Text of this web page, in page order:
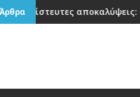
αποκαλύψεις: «Τα εμβόλια